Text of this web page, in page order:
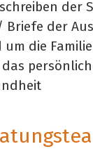
der
Briefe der
um die Familie